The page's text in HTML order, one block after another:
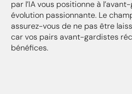
par l’IA vous positionne à
évolution passionnante. Le
assurez-vous de ne pas être
car vos pairs avant-gardistes
bénéfices.